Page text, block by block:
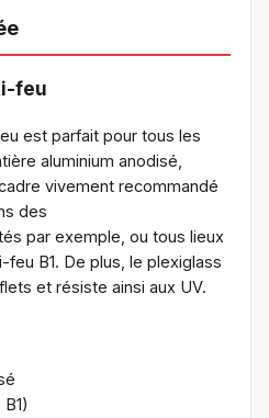
feu
est parfait pour tous les
aluminium anodisé,
vivement recommandé
des
par exemple, ou tous lieux
B1. De plus, le plexiglass
et résiste ainsi aux UV.